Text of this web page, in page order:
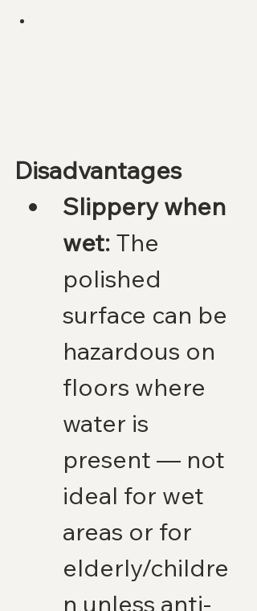
Disadvantages
Slippery when
wet: The
polished
surface can be
hazardous on
floors where
water is
present — not
ideal for wet
areas or for
elderly/childre
n unless anti-